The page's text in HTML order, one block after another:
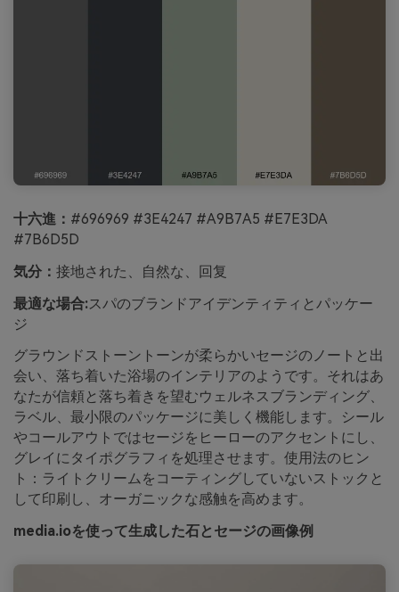
十六進： #696969 #3E4247 #A9B7A5 #E7E3DA
#7B6D5D
気分： 接地された、自然な、回复
最適な場合:スパのブランドアイデンティティとパッケー
ジ
グラウンドストーントーンが柔らかいセージのノートと出
会い、落ち着いた浴場のインテリアのようです。それはあ
なたが信頼と落ち着きを望むウェルネスブランディング、
ラベル、最小限のパッケージに美しく機能します。シール
やコールアウトではセージをヒーローのアクセントにし、
グレイにタイポグラフィを処理させます。使用法のヒン
ト：ライトクリームをコーティングしていないストックと
して印刷し、オーガニックな感触を高めます。
media.ioを使って生成した石とセージの画像例